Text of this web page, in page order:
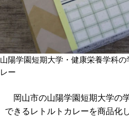
山陽学園短期大学・健康栄養学科
レー
岡山市の山陽学園短期大学の
できるレトルトカレーを商品化